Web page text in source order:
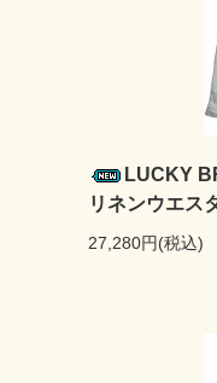
LUCKY
リネンウエ
27,280円(税込)